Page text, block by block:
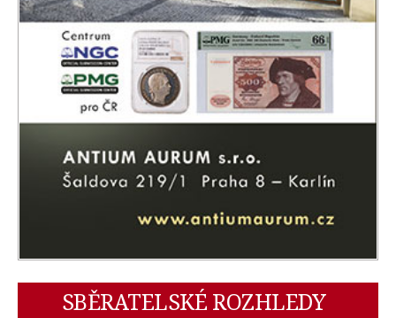
SBĚRATELSKÉ ROZHLEDY